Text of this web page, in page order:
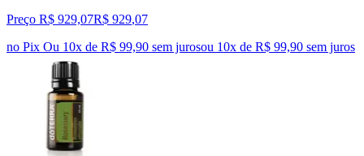
Preço R$ 929,07R$ 929,07
no Pix Ou 10x de R$ 99,90 sem jurosou 10x de R$ 99,90 sem juros